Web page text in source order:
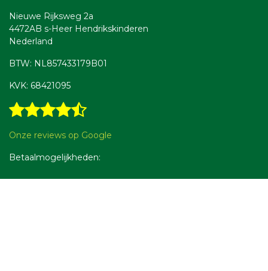
Nieuwe Rijksweg 2a
4472AB s-Heer Hendrikskinderen
Nederland
BTW: NL857433179B01
KVK: 68421095
Onze reviews op Google
Betaalmogelijkheden: